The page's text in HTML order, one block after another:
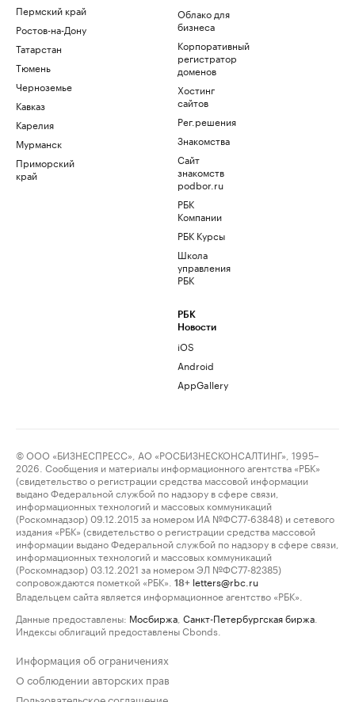
Пермский край
Ростов-на-Дону
Татарстан
Тюмень
Черноземье
Кавказ
Карелия
Мурманск
Приморский
край
Облако для
бизнеса
Корпоративный
регистратор
доменов
Хостинг
сайтов
Рег.решения
Знакомства
Сайт
знакомств
podbor.ru
РБК
Компании
РБК Курсы
Школа
управления
РБК
РБК
Новости
iOS
Android
AppGallery
© ООО «БИЗНЕСПРЕСС», АО «РОСБИЗНЕСКОНСАЛТИНГ», 1995–
2026. Сообщения и материалы информационного агентства «РБК»
(свидетельство о регистрации средства массовой информации
выдано Федеральной службой по надзору в сфере связи,
информационных технологий и массовых коммуникаций
(Роскомнадзор) 09.12.2015 за номером ИА №ФС77-63848) и сетевого
издания «РБК» (свидетельство о регистрации средства массовой
информации выдано Федеральной службой по надзору в сфере связи,
информационных технологий и массовых коммуникаций
(Роскомнадзор) 03.12.2021 за номером ЭЛ №ФС77-82385)
сопровождаются пометкой «РБК».
18+ letters@rbc.ru
Владельцем сайта является информационное агентство «РБК».
Данные предоставлены: Мосбиржа Санкт-Петербургская биржа
Индексы облигаций предоставлены Cbonds.
Информация об ограничениях
О соблюдении авторских прав
Пользовательское соглашение